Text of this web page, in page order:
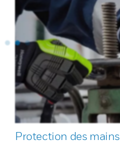
Protection des mains